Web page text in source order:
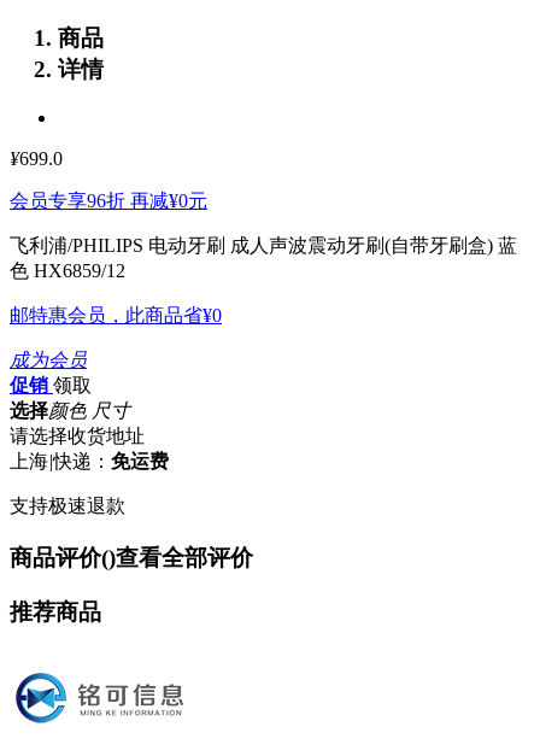
商品
详情
¥699.0
会员专享96折 再减¥0元
飞利浦/PHILIPS 电动牙刷 成人声波震动牙刷(自带牙刷盒) 蓝
色 HX6859/12
邮特惠会员，此商品省¥0
成为会员
促销 领取
选择颜色 尺寸
请选择收货地址
上海|快递： 免运费
支持极速退款
商品评价()查看全部评价
推荐商品